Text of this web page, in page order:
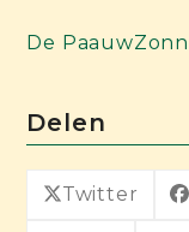
De Paauw
Delen
Twitter